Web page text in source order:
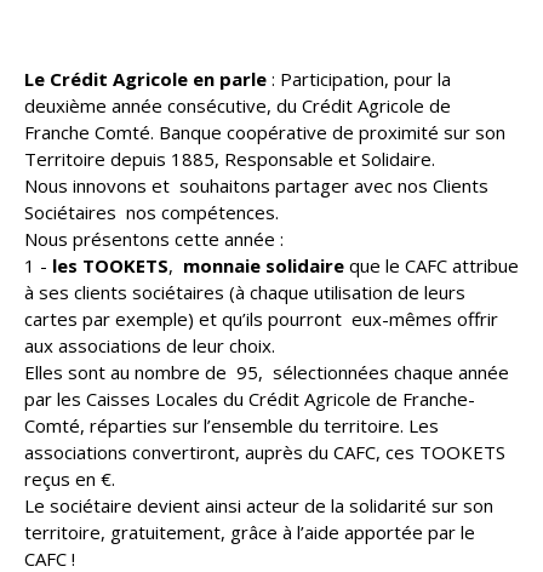
Le Crédit Agricole en parle : Participation, pour la
deuxième année consécutive, du Crédit Agricole de
Franche Comté. Banque coopérative de proximité sur son
Territoire depuis 1885, Responsable et Solidaire.
Nous innovons et souhaitons partager avec nos Clients
Sociétaires nos compétences.
Nous présentons cette année :
1 - les TOOKETS, monnaie solidaire que le CAFC attribue
à ses clients sociétaires (à chaque utilisation de leurs
cartes par exemple) et qu’ils pourront eux-mêmes offrir
aux associations de leur choix.
Elles sont au nombre de 95, sélectionnées chaque année
par les Caisses Locales du Crédit Agricole de Franche-
Comté, réparties sur l’ensemble du territoire. Les
associations convertiront, auprès du CAFC, ces TOOKETS
reçus en €.
Le sociétaire devient ainsi acteur de la solidarité sur son
territoire, gratuitement, grâce à l’aide apportée par le
CAFC !